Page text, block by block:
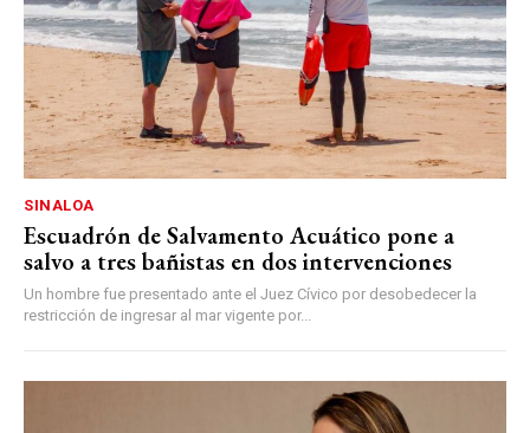
SINALOA
Escuadrón de Salvamento Acuático pone a
salvo a tres bañistas en dos intervenciones
Un hombre fue presentado ante el Juez Cívico por desobedecer la
restricción de ingresar al mar vigente por...